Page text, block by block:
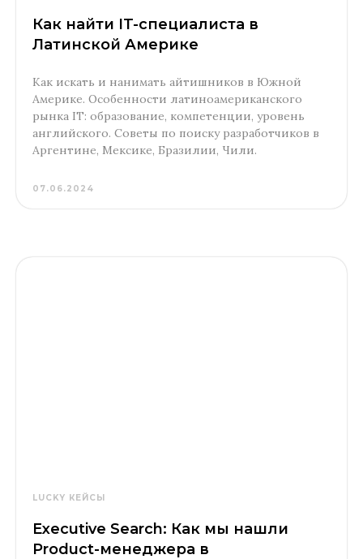
Как найти IT-специалиста в
Латинской Америке
Как искать и нанимать айтишников в Южной
Америке. Особенности латиноамериканского
рынка IT: образование, компетенции, уровень
английского. Советы по поиску разработчиков в
Аргентине, Мексике, Бразилии, Чили.
07.06.2024
LUCKY КЕЙСЫ
Executive Search: Как мы нашли
Product-менеджера в